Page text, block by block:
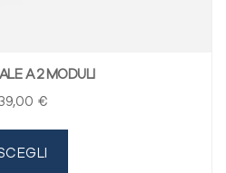
A 2 MODULI
,00 €